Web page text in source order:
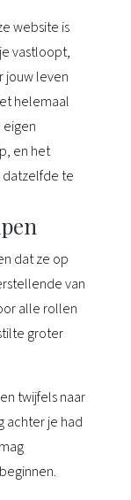
website is
vastloopt,
jouw leven
helemaal
eigen
en het
datzelfde te
dat ze op
van
alle rollen
groter
twijfels naar
achter je had